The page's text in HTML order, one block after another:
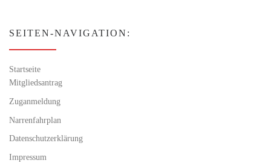
SEITEN-NAVIGATION:
Startseite
Mitgliedsantrag
Zuganmeldung
Narrenfahrplan
Datenschutzerklärung
Impressum